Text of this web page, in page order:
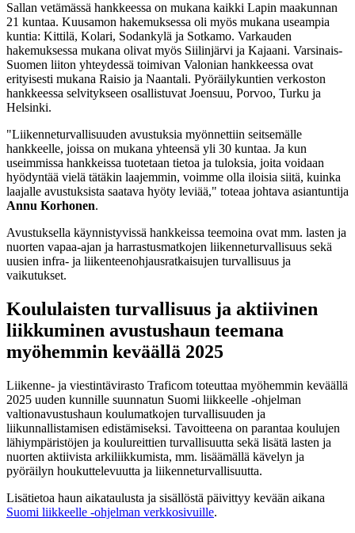
Sallan vetämässä hankkeessa on mukana kaikki Lapin maakunnan
21 kuntaa. Kuusamon hakemuksessa oli myös mukana useampia
kuntia: Kittilä, Kolari, Sodankylä ja Sotkamo. Varkauden
hakemuksessa mukana olivat myös Siilinjärvi ja Kajaani. Varsinais-
Suomen liiton yhteydessä toimivan Valonian hankkeessa ovat
erityisesti mukana Raisio ja Naantali. Pyöräilykuntien verkoston
hankkeessa selvitykseen osallistuvat Joensuu, Porvoo, Turku ja
Helsinki.
"Liikenneturvallisuuden avustuksia myönnettiin seitsemälle
hankkeelle, joissa on mukana yhteensä yli 30 kuntaa. Ja kun
useimmissa hankkeissa tuotetaan tietoa ja tuloksia, joita voidaan
hyödyntää vielä tätäkin laajemmin, voimme olla iloisia siitä, kuinka
laajalle avustuksista saatava hyöty leviää," toteaa johtava asiantuntija
Annu Korhonen.
Avustuksella käynnistyvissä hankkeissa teemoina ovat mm. lasten ja
nuorten vapaa-ajan ja harrastusmatkojen liikenneturvallisuus sekä
uusien infra- ja liikenteenohjausratkaisujen turvallisuus ja
vaikutukset.
Koululaisten turvallisuus ja aktiivinen
liikkuminen avustushaun teemana
myöhemmin keväällä 2025
Liikenne- ja viestintävirasto Traficom toteuttaa myöhemmin keväällä
2025 uuden kunnille suunnatun Suomi liikkeelle -ohjelman
valtionavustushaun koulumatkojen turvallisuuden ja
liikunnallistamisen edistämiseksi. Tavoitteena on parantaa koulujen
lähiympäristöjen ja koulureittien turvallisuutta sekä lisätä lasten ja
nuorten aktiivista arkiliikkumista, mm. lisäämällä kävelyn ja
pyöräilyn houkuttelevuutta ja liikenneturvallisuutta.
Lisätietoa haun aikataulusta ja sisällöstä päivittyy kevään aikana
Suomi liikkeelle -ohjelman verkkosivuille.